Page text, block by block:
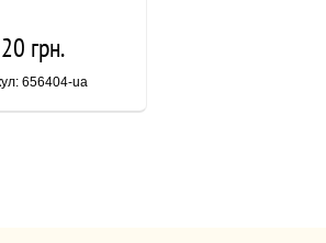
грн.
656404-ua